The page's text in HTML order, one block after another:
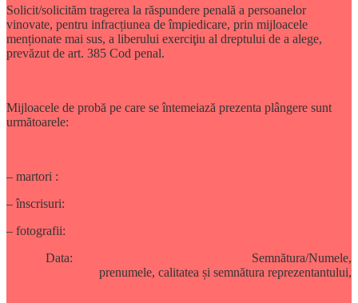
Solicit/solicităm tragerea la răspundere penală a persoanelor
vinovate, pentru infracțiunea de împiedicare, prin mijloacele
menționate mai sus, a liberului exerciţiu al dreptului de a alege,
prevăzut de art. 385 Cod penal.
Mijloacele de probă pe care se întemeiază prezenta plângere sunt
următoarele:
– martori :
– înscrisuri:
– fotografii:
Data: Semnătura/Numele,
prenumele, calitatea și semnătura reprezentantului,